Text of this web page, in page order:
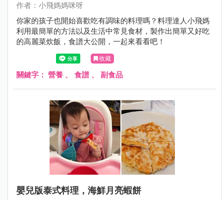
作者：小飛媽媽咪呀
你家的孩子也開始喜歡吃有調味的料理嗎？料理達人小飛媽
利用最簡單的方法以及生活中常見食材，製作出簡單又好吃
的高麗菜炊飯，食譜大公開，一起來看看吧！
收藏
關鍵字： 營養 、 食譜 、 副食品
嬰兒版泰式料理，海鮮月亮蝦餅